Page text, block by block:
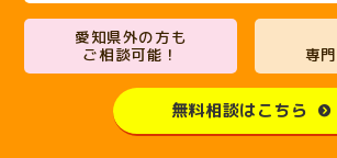
愛知県外の方も
ご相談可能！
専
無料相談はこちら